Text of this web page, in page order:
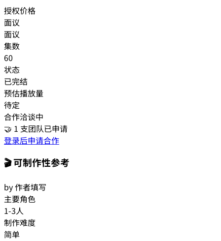
授权价格
面议
面议
集数
60
状态
已完结
预估播放量
待定
合作洽谈中
🤝 1 支团队已申请
登录后申请合作
🎬 可制作性参考
by 作者填写
主要角色
1-3人
制作难度
简单